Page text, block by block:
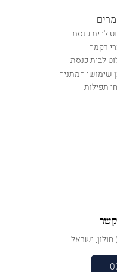
לבית כנסת
רקמה
לבית כנסת
שימושי המתניה
תפילות
קשר